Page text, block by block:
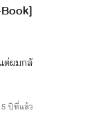
ต่ผมกลั
5 ปีที่แล้ว